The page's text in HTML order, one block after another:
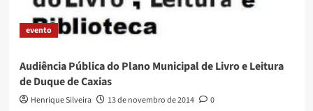
conheça
a
ideia
evento
Audiência Pública do Plano Municipal de Livro e Leitura
de Duque de Caxias
Henrique Silveira 13 de novembro de 2014
0